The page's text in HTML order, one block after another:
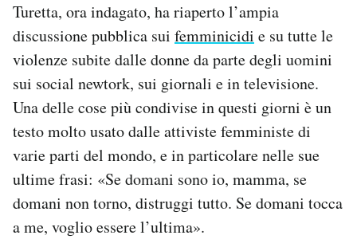
AREA PERSONALE
Area Personale
Notifiche mobile
Regala il Post
Hai bisogno di aiuto?
Esci
Turetta, ora indagato, ha riaperto l’ampia
discussione pubblica sui femminicidi e su tutte le
violenze subite dalle donne da parte degli uomini
sui social newtork, sui giornali e in televisione.
Una delle cose più condivise in questi giorni è un
testo molto usato dalle attiviste femministe di
varie parti del mondo, e in particolare nelle sue
ultime frasi: «Se domani sono io, mamma, se
domani non torno, distruggi tutto. Se domani tocca
a me, voglio essere l’ultima».